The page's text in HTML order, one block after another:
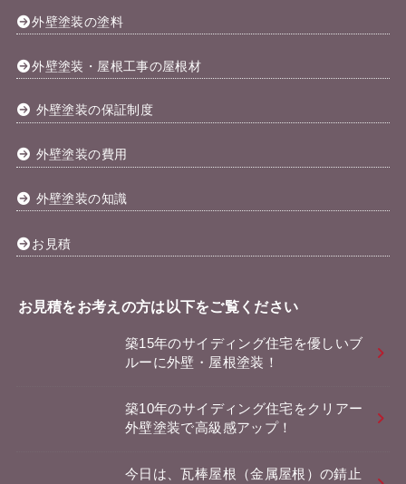
外壁塗装の塗料
外壁塗装・屋根工事の屋根材
外壁塗装の保証制度
外壁塗装の費用
外壁塗装の知識
お見積
お見積をお考えの方は以下をご覧ください
築15年のサイディング住宅を優しいブ
ルーに外壁・屋根塗装！
築10年のサイディング住宅をクリアー
外壁塗装で高級感アップ！
今日は、瓦棒屋根（金属屋根）の錆止